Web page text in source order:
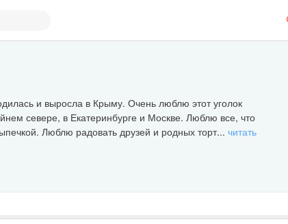
и выросла в Крыму. Очень люблю этот уголок
севере, в Екатеринбурге и Москве. Люблю все, что
Люблю радовать друзей и родных торт... читать